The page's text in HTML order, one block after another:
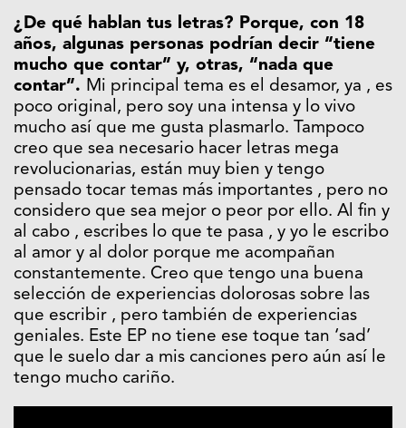
¿De qué hablan tus letras? Porque, con 18
años, algunas personas podrían decir “tiene
mucho que contar” y, otras, “nada que
contar”. Mi principal tema es el desamor, ya , es
poco original, pero soy una intensa y lo vivo
mucho así que me gusta plasmarlo. Tampoco
creo que sea necesario hacer letras mega
revolucionarias, están muy bien y tengo
pensado tocar temas más importantes , pero no
considero que sea mejor o peor por ello. Al fin y
al cabo , escribes lo que te pasa , y yo le escribo
al amor y al dolor porque me acompañan
constantemente. Creo que tengo una buena
selección de experiencias dolorosas sobre las
que escribir , pero también de experiencias
geniales. Este EP no tiene ese toque tan ‘sad’
que le suelo dar a mis canciones pero aún así le
tengo mucho cariño.